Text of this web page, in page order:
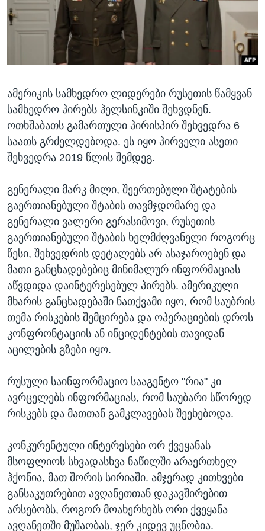
ᲡᲢᲣᲓᲘᲐ ᲕᲐᲨᲘᲜᲒᲢᲝᲜᲘ
ᲔᲙᲝᲜᲝᲛᲘᲙᲐ
ᲯᲐᲜᲛᲠᲗᲔᲚᲝᲑᲐ
ᲛᲔᲪᲜᲘᲔᲠᲔᲑᲐ
ᲙᲣᲚᲢᲣᲠᲐ
ᲒᲐᲚᲘᲚᲔᲝ
ᲓᲔᲖᲘᲜᲤᲝᲠᲛᲐᲪᲘᲐ
Learning English
ᲗᲕᲐᲚᲘ ᲒᲕᲐᲓᲔᲕᲜᲔᲗ
ენები
ამერიკის სამხედრო ლიდერები რუსეთის წამყვან
სამხედრო პირებს ჰელსინკიში შეხვდნენ.
ოთხშაბათს გამართული პირისპირ შეხვედრა 6
საათს გრძელდებოდა. ეს იყო პირველი ასეთი
შეხვედრა 2019 წლის შემდეგ.
გენერალი მარკ მილი, შეერთებული შტატების
გაერთიანებული შტაბის თავმჯდომარე და
გენერალი ვალერი გერასიმოვი, რუსეთის
გაერთიანებული შტაბის ხელმძღვანელი როგორც
წესი, შეხვედრის დეტალებს არ ასაჯაროებენ და
მათი განცხადებებიც მინიმალურ ინფორმაციას
აწვდიდა დაინტერესებულ პირებს. ამერიკული
მხარის განცხადებაში ნათქვამი იყო, რომ საუბრის
თემა რისკების შემცირება და ოპერაციების დროს
კონფრონტაციის ან ინციდენტების თავიდან
აცილების გზები იყო.
რუსული საინფორმაციო სააგენტო "რია" კი
ავრცელებს ინფორმაციას, რომ საუბარი სწორედ
რისკებს და მათთან გამკლავებას შეეხებოდა.
კონკურენტული ინტერესები ორ ქვეყანას
მსოფლიოს სხვადასხვა ნაწილში არაერთხელ
ჰქონია, მათ შორის სირიაში. ამჯერად კითხვები
განსაკუთრებით ავღანეთთან დაკავშირებით
არსებობს, როგორ მოახერხებს ორი ქვეყანა
ავღანეთში მუშაობას, ჯერ კიდევ უცნობია.